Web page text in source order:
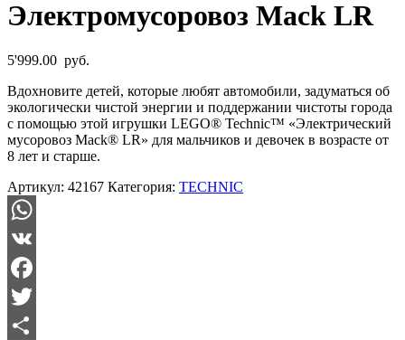
Электромусоровоз Mack LR
5'999.00 руб.
Вдохновите детей, которые любят автомобили, задуматься об
экологически чистой энергии и поддержании чистоты города
с помощью этой игрушки LEGO® Technic™ «Электрический
мусоровоз Mack® LR» для мальчиков и девочек в возрасте от
8 лет и старше.
Артикул: 42167 Категория: TECHNIC
WhatsApp
VK
Facebook
Twitter